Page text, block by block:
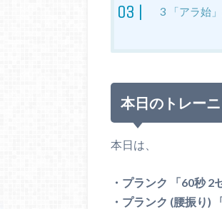
3 「アラ始
本日のトレー
本日は、
・プランク 「60秒 2
・プランク (腰振り)